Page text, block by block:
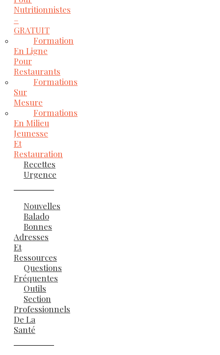
Nutritionnistes
–
GRATUIT
Formation
En Ligne
Pour
Restaurants
Formations
Sur
Mesure
Formations
En Milieu
Jeunesse
Et
Restauration
Recettes
Urgence
Nouvelles
Balado
Bonnes
Adresses
Et
Ressources
Questions
Fréquentes
Outils
Section
Professionnels
De La
Santé